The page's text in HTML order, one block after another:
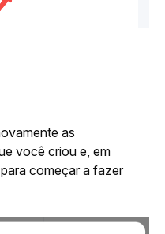
as
você criou e, em
para começar a fazer